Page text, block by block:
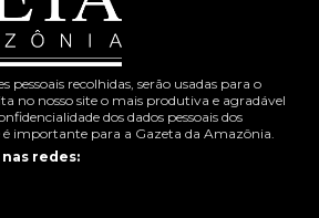
pessoais recolhidas, serão usadas para o
no nosso site o mais produtiva e agradável
dos dados pessoais dos
é importante para a Gazeta da Amazônia.
redes: